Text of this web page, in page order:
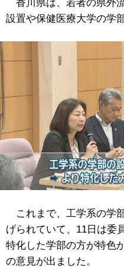
香川県は、若者の県外
設置や保健医療大学の学
これまで、工学系の学
げられていて、11日は委
特化した学部の方が特色
の意見が出ました。